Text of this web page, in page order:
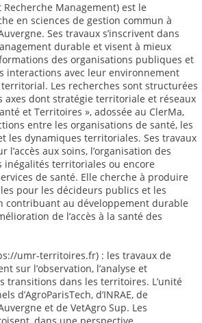
Recherche Management) est le
en sciences de gestion commun à
Ses travaux s’inscrivent dans
durable et visent à mieux
des organisations publiques et
interactions avec leur environnement
Les recherches sont structurées
axes dont stratégie territoriale et réseaux
et Territoires », adossée au ClerMa,
entre les organisations de santé, les
les dynamiques territoriales. Ses travaux
aux soins, l’organisation des
inégalités territoriales ou encore
de santé. Elle cherche à produire
pour les décideurs publics et les
contribuant au développement durable
de l’accès à la santé des
umr-territoires.fr) : les travaux de
sur l’observation, l’analyse et
transitions dans les territoires. L’unité
d’AgroParisTech, d’INRAE, de
et de VetAgro Sup. Les